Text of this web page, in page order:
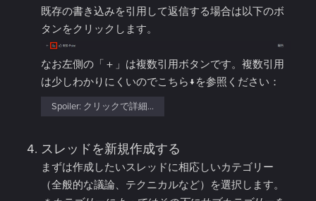
既存の書き込みを引用して返信する場合は以下のボ
タンをクリックします。
なお左側の「＋」は複数引用ボタンです。複数引用
は少しわかりにくいのでこちら↓を参照ください：
Spoiler: クリックで詳細...
スレッドを新規作成する
まずは作成したいスレッドに相応しいカテゴリー
（全般的な議論、テクニカルなど）を選択します。